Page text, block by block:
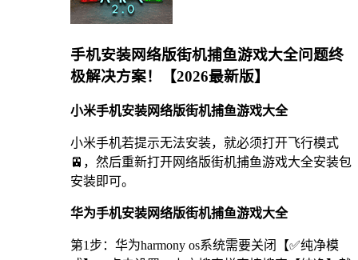
手机安装网络版街机捕鱼游戏大全问题终
极解决方案！【2026最新版】
小米手机安装网络版街机捕鱼游戏大全
小米手机若提示无法安装，就必须打开飞行模式
🚈，然后重新打开网络版街机捕鱼游戏大全安装包
安装即可。
华为手机安装网络版街机捕鱼游戏大全
第1步：华为harmony os系统需要关闭【✅纯净模